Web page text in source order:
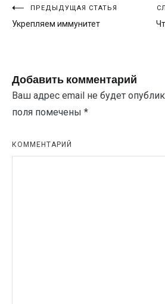
Навигация
по
ПРЕДЫДУЩАЯ СТАТЬЯ
Укрепляем иммунитет
Добавить комментарий
Ваш адрес email не будет
поля помечены *
КОММЕНТАРИЙ